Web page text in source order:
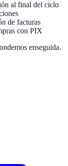
al final del ciclo
de facturas
con PIX
enseguida.